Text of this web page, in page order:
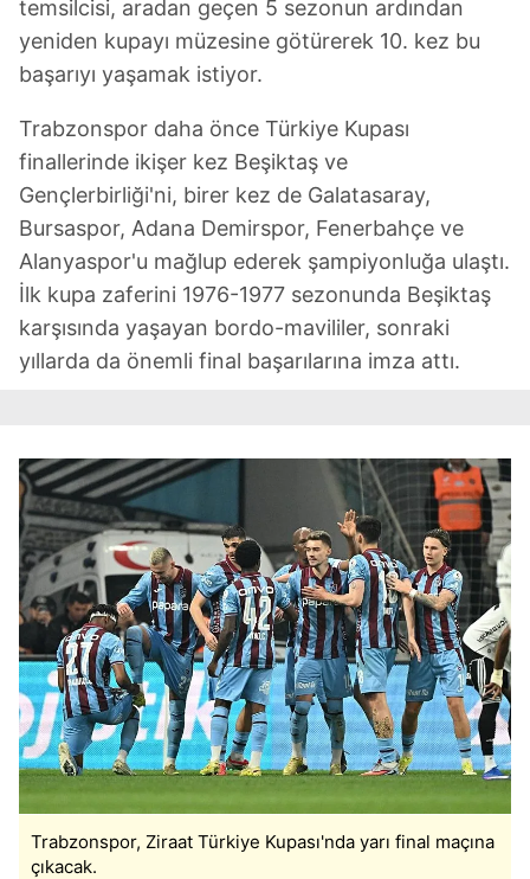
temsilcisi, aradan geçen 5 sezonun ardından
yeniden kupayı müzesine götürerek 10. kez bu
başarıyı yaşamak istiyor.
Trabzonspor daha önce Türkiye Kupası
finallerinde ikişer kez Beşiktaş ve
Gençlerbirliği'ni, birer kez de Galatasaray,
Bursaspor, Adana Demirspor, Fenerbahçe ve
Alanyaspor'u mağlup ederek şampiyonluğa ulaştı.
İlk kupa zaferini 1976-1977 sezonunda Beşiktaş
karşısında yaşayan bordo-mavililer, sonraki
yıllarda da önemli final başarılarına imza attı.
Trabzonspor, Ziraat Türkiye Kupası'nda yarı final maçına
çıkacak.